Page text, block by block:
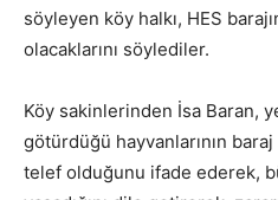
söyleyen köy halkı, HES
olacaklarını söylediler.
Köy sakinlerinden İsa Baran,
götürdüğü hayvanlarının
telef olduğunu ifade ederek,